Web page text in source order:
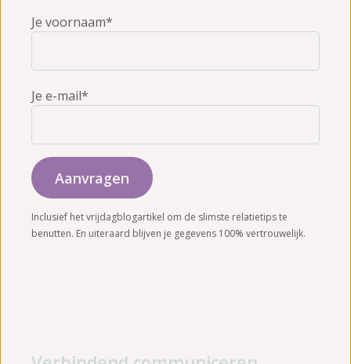
Je voornaam*
Je e-mail*
Inclusief het vrijdagblogartikel om de slimste relatietips te
benutten. En uiteraard blijven je gegevens 100% vertrouwelijk.